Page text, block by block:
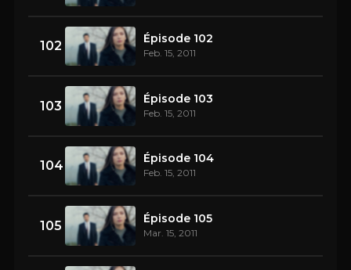
102 Épisode 102
Feb. 15, 2011
103 Épisode 103
Feb. 15, 2011
104 Épisode 104
Feb. 15, 2011
105 Épisode 105
Mar. 15, 2011